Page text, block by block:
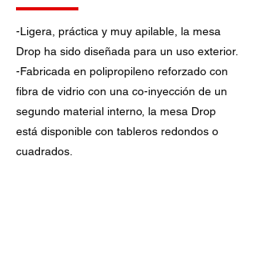
-Ligera, práctica y muy apilable, la mesa
Drop ha sido diseñada para un uso exterior.
-Fabricada en polipropileno reforzado con
fibra de vidrio con una co-inyección de un
segundo material interno, la mesa Drop
está disponible con tableros redondos o
cuadrados.